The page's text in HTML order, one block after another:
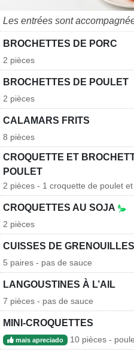
Les entrées sont
BROCHETTES DE PORC
2 pièces
BROCHETTES DE POULET
2 pièces
CALAMARS FRITS
8 pièces
CROQUETTE ET
POULET
2 pièces - 1 croquette de poulet
CROQUETTES AU SOJA
2 pièces
CUISSES DE
5 paires - pas de sauce
LANGOUSTINES À L’AIL
7 pièces - pas de sauce
MINI-CROQUETTES
mais apreciado 10 pièces -